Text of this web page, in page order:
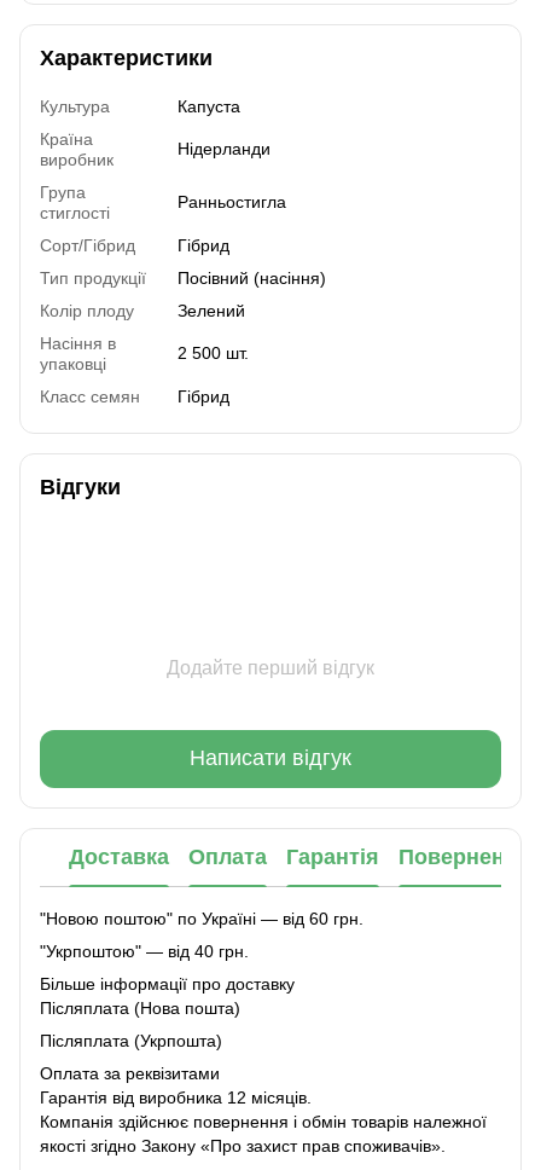
Характеристики
Культура
Капуста
Країна
виробник
Нідерланди
Група
стиглості
Ранньостигла
Сорт/Гібрид
Гібрид
Тип продукції
Посівний (насіння)
Колір плоду
Зелений
Насіння в
упаковці
2 500 шт.
Класс семян Гібрид
Відгуки
Додайте перший відгук
Написати відгук
Доставка Оплата Гарантія Повернення
"Новою поштою" по Україні — від 60 грн.
"Укрпоштою" — від 40 грн.
Більше інформації про доставку
Післяплата (Нова пошта)
Післяплата (Укрпошта)
Оплата за реквізитами
Гарантія від виробника 12 місяців.
Компанія здійснює повернення і обмін товарів належної
якості згідно Закону «Про захист прав споживачів»